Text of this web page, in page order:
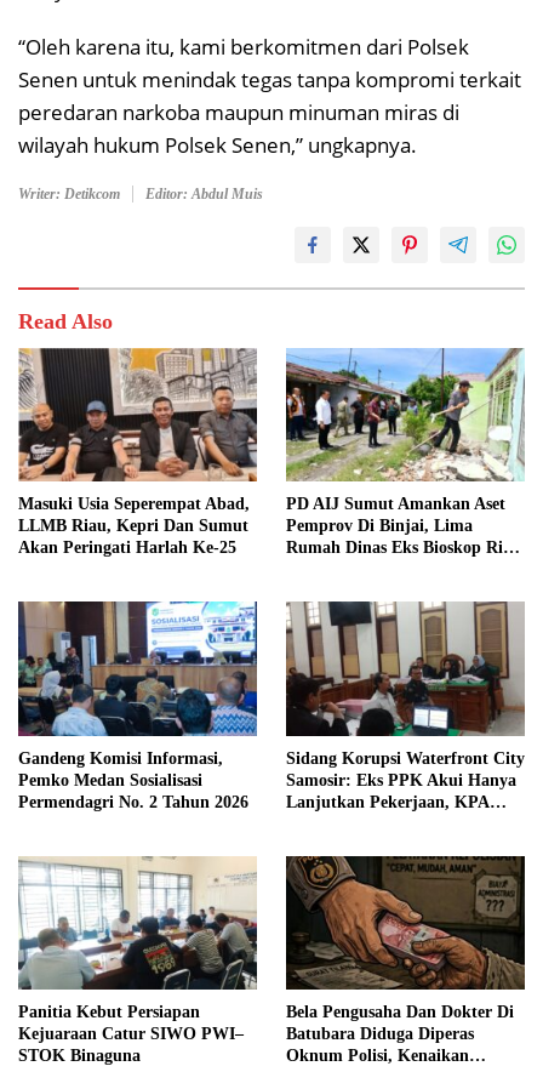
“Oleh karena itu, kami berkomitmen dari Polsek
Senen untuk menindak tegas tanpa kompromi terkait
peredaran narkoba maupun minuman miras di
wilayah hukum Polsek Senen,” ungkapnya.
Writer: Detikcom Editor: Abdul Muis
Read Also
Masuki Usia Seperempat Abad,
LLMB Riau, Kepri Dan Sumut
Akan Peringati Harlah Ke-25
PD AIJ Sumut Amankan Aset
Pemprov Di Binjai, Lima
Rumah Dinas Eks Bioskop Ria
Gandeng Komisi Informasi,
Pemko Medan Sosialisasi
Permendagri No. 2 Tahun 2026
Sidang Korupsi Waterfront City
Samosir: Eks PPK Akui Hanya
Lanjutkan Pekerjaan, KPA
Panitia Kebut Persiapan
Kejuaraan Catur SIWO PWI–
STOK Binaguna
Bela Pengusaha Dan Dokter Di
Batubara Diduga Diperas
Oknum Polisi, Kenaikan